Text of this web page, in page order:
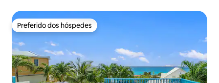
Preferido dos hóspedes
Preferido dos hóspedes